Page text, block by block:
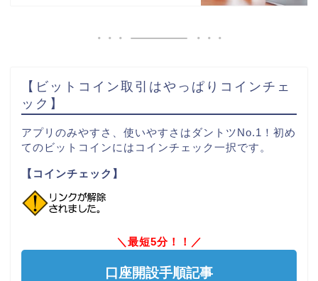
【ビットコイン取引はやっぱりコインチェ
ック】
アプリのみやすさ、使いやすさはダントツNo.1！初め
てのビットコインにはコインチェック一択です。
【コインチェック】
＼最短5分！！／
口座開設手順記事